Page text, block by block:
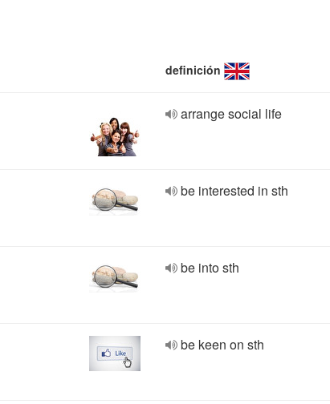
definición
arrange social life
be interested in sth
be into sth
be keen on sth